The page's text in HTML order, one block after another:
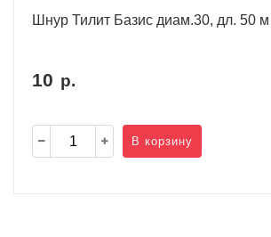
Шнур Тилит Базис диам.30, дл. 50
10 р.
В корзину